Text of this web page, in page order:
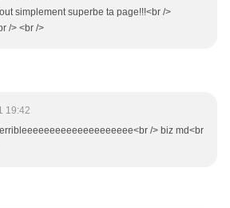
simplement superbe ta page!!!<br />
/> <br />
19:42
/> biz md<br